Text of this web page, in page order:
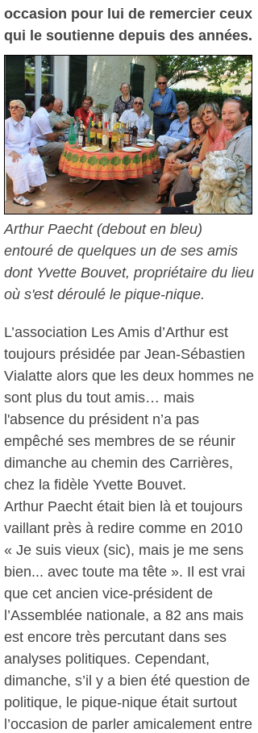
occasion pour lui de remercier ceux
qui le soutienne depuis des années.
Arthur Paecht (debout en bleu)
entouré de quelques un de ses amis
dont Yvette Bouvet, propriétaire du lieu
où s'est déroulé le pique-nique.
L’association Les Amis d’Arthur est
toujours présidée par Jean-Sébastien
Vialatte alors que les deux hommes ne
sont plus du tout amis… mais
l'absence du président n’a pas
empêché ses membres de se réunir
dimanche au chemin des Carrières,
chez la fidèle Yvette Bouvet.
Arthur Paecht était bien là et toujours
vaillant près à redire comme en 2010
« Je suis vieux (sic), mais je me sens
bien... avec toute ma tête ». Il est vrai
que cet ancien vice-président de
l’Assemblée nationale, a 82 ans mais
est encore très percutant dans ses
analyses politiques. Cependant,
dimanche, s’il y a bien été question de
politique, le pique-nique était surtout
l’occasion de parler amicalement entre